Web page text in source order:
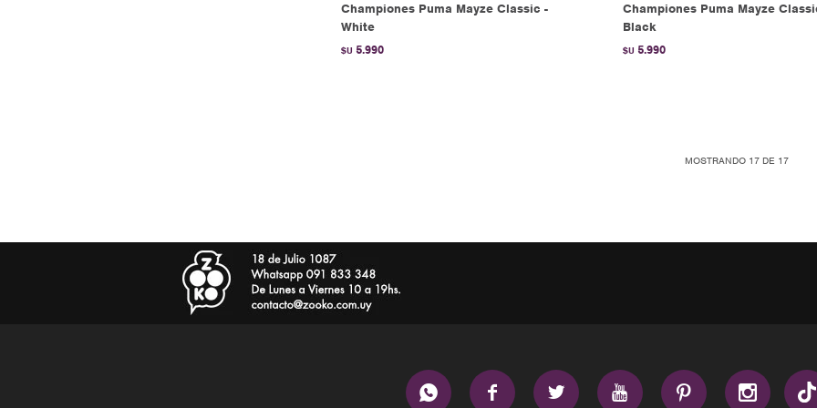
Championes Puma Mayze Classic -
White
$U 5.990
Championes Puma Mayze
Black
$U 5.990
MOSTRANDO 17 DE 17
     